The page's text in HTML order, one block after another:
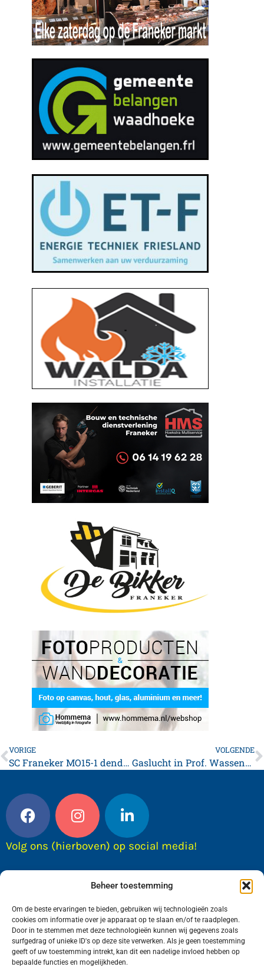
Beheer toestemming
Om de beste ervaringen te bieden, gebruiken wij technologieën zoals
cookies om informatie over je apparaat op te slaan en/of te raadplegen.
Door in te stemmen met deze technologieën kunnen wij gegevens zoals
surfgedrag of unieke ID's op deze site verwerken. Als je geen toestemming
geeft of uw toestemming intrekt, kan dit een nadelige invloed hebben op
bepaalde functies en mogelijkheden.
VORIGE
SC Franeker MO15-1 dendert door
VOLGENDE
Gaslucht in Prof. Wassenberghstraat Franeker, meerdere woningen ontruimd
Volg ons (hierboven) op social media!
Wij van FranekerActueel.nl verzorgen het nieuws